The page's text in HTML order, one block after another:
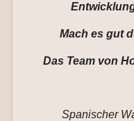
Mach es gut
Das Team von
Spanischer